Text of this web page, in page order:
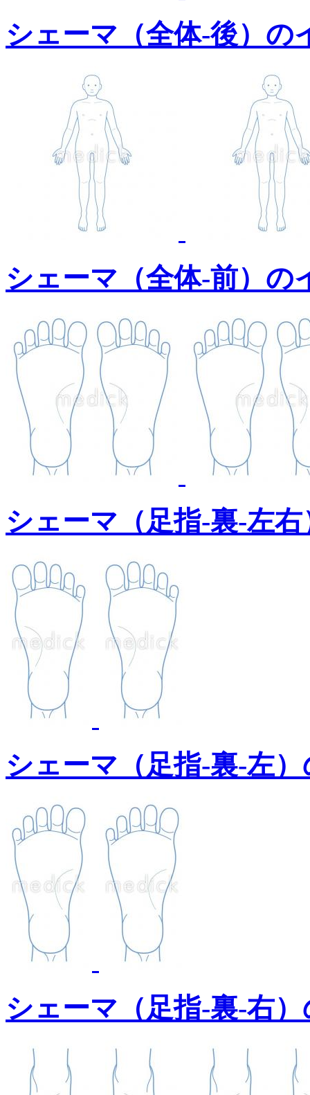
シェーマ（全体-後）の
シェーマ（全体-前）の
シェーマ（足指-裏-左
シェーマ（足指-裏-左
シェーマ（足指-裏-右